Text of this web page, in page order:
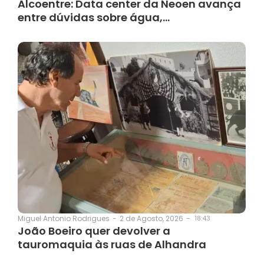
Alcoentre: Data center da Neoen avança
entre dúvidas sobre água,…
Miguel Antonio Rodrigues - 2 de Agosto, 2026 - 18:43
João Boeiro quer devolver a
tauromaquia às ruas de Alhandra